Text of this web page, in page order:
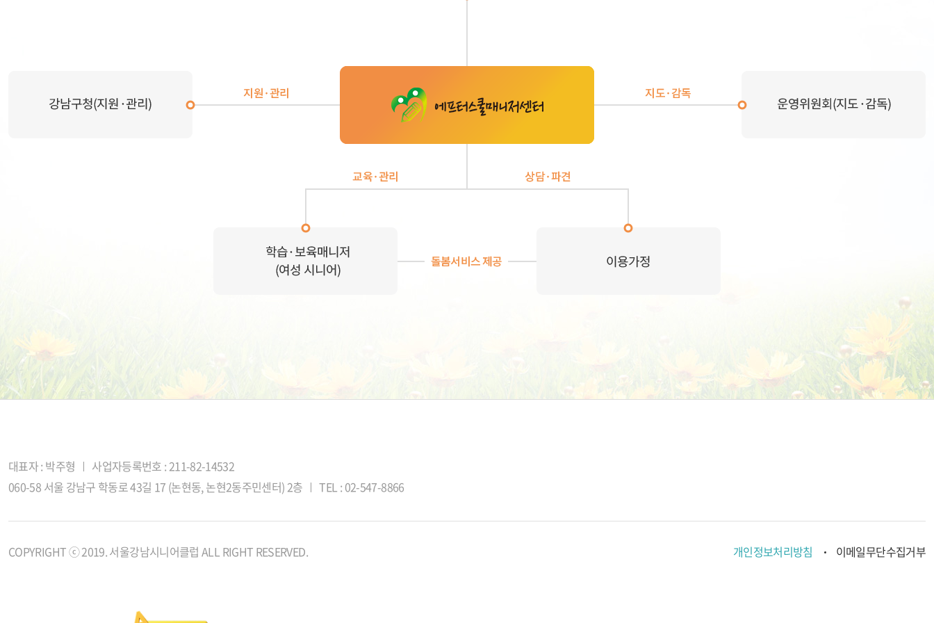
대표자 : 박주형
사업자등록번호 : 211-82-14532
060-58 서울 강남구 학동로 43길 17 (논현동, 논현2동주민센터) 2층
TEL : 02-547-8866
개인정보처리방침 이메일무단수집거부
COPYRIGHT ⓒ 2019. 서울강남시니어클럽 ALL RIGHT RESERVED.